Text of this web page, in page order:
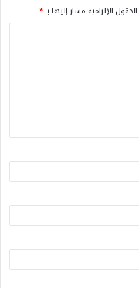
الحقول الإلزامية مشار إليها بـ*